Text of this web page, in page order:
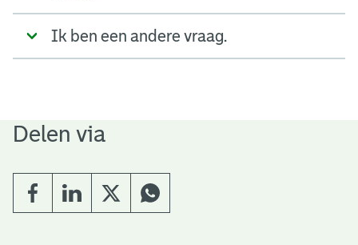
Ik ben een andere vraag.
Delen via